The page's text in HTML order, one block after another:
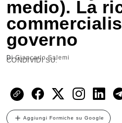
medio). La
governo
DiGiancarlo Salemi
CONDIVIDI SU:
Aggiungi Formiche su Google